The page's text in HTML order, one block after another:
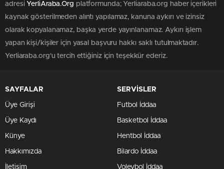
adresi YerliAraba.Org platformunda; Yerliaraba.org haber içerikleri
kaynak gösterilmeden alıntı yapılamaz, kanuna aykırı ve izinsiz
olarak kopyalanamaz, başka yerde yayınlanamaz. Aykırı işlem
yapan kişi/kişiler için yasal başvuru hakkı saklı tutulmaktadır.
Yerliaraba.org'u tercih ettiğiniz için teşekkür ederiz.
SAYFALAR
Üye Girişi
Üye Kaydı
Künye
Hakkımızda
İletişim
SERVİSLER
Futbol İddaa
Basketbol İddaa
Hentbol İddaa
Bilardo İddaa
Voleybol İddaa